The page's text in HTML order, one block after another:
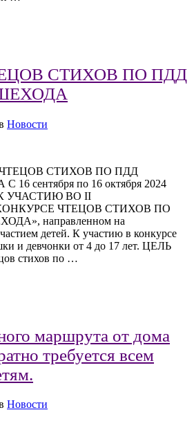
СТИХОВ ПО ПДД
Новости
ЧТЕЦОВ СТИХОВ ПО ПДД
сентября по 16 октября 2024
УЧАСТИЮ ВО II
ЧТЕЦОВ СТИХОВ ПО
направленном на
детей. К участию в конкурсе
и девчонки от 4 до 17 лет. ЦЕЛЬ
стихов по …
маршрута от дома
требуется всем
Новости